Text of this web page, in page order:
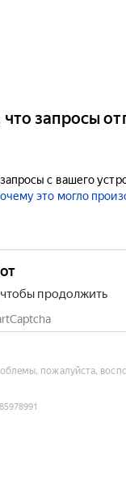
запросы
с вашего
это могло
продолжить
пожалуйста,